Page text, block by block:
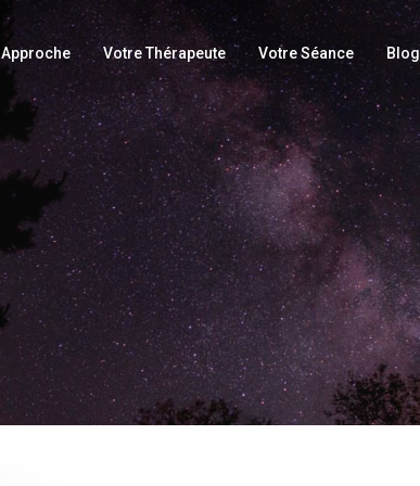
Approche Votre Thérapeute Votre Séance Blog